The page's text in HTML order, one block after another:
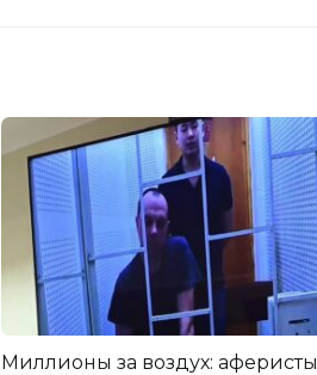
Миллионы за воздух: аферисты